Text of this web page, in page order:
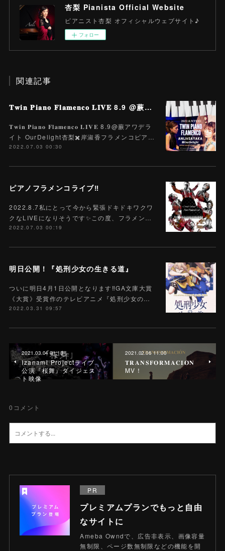
杏梨 Pianista Official Website
ピアニスト杏梨 オフィシャルウェブサイト♪
フォロー
関連記事
𝐓𝐰𝐢𝐧 𝐏𝐢𝐚𝐧𝐨 𝐅𝐥𝐚𝐦𝐞𝐧𝐜𝐨 𝐋𝐈𝐕𝐄 8.9 @蕨アワデライト OurDelight 杏梨✖️岸淑香
𝐓𝐰𝐢𝐧 𝐏𝐢𝐚𝐧𝐨 𝐅𝐥𝐚𝐦𝐞𝐧𝐜𝐨 𝐋𝐈𝐕𝐄 8.9@蕨アワデラ
イト OurDelight杏梨✖️岸淑香フラメンコピア…
2022.07.03 00:30
ピアノフラメンコライブ‼️
2022.8.7私にとって今から緊張ドキドキワクワ
クなLIVEになりそうです✨この度、フラメン…
2022.07.03 00:19
明日公開！『処刑少女の生きる道』
ついに明日4月1日公開となります‼️GA文庫大賞
《大賞》受賞作のテレビアニメ『処刑少女の…
2022.03.31 09:57
2021.03.04 01:18
Izanami Projectライブ
公演『桜舞』ダイジェス
ト映像
2021.02.06 11:00
𝐓𝐑𝐀𝐍𝐒𝐅𝐎𝐑𝐌𝐀𝐂𝐈𝐎́𝐍
MV！
0 コメント
PR
プレミアムプランでもっと自由
なサイトに
Ameba Owndで、広告非表示、画像容量
無制限、ページ数無制限などの機能を開